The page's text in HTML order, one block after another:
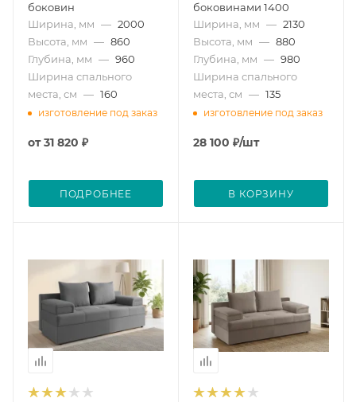
боковин
Ширина, мм — 2000
Высота, мм — 860
Глубина, мм — 960
Ширина спального
места, см — 160
изготовление под заказ
от31 820 ₽
ПОДРОБНЕЕ
боковинами 1400
Ширина, мм — 2130
Высота, мм — 880
Глубина, мм — 980
Ширина спального
места, см — 135
изготовление под заказ
28 100 ₽/шт
В КОРЗИНУ